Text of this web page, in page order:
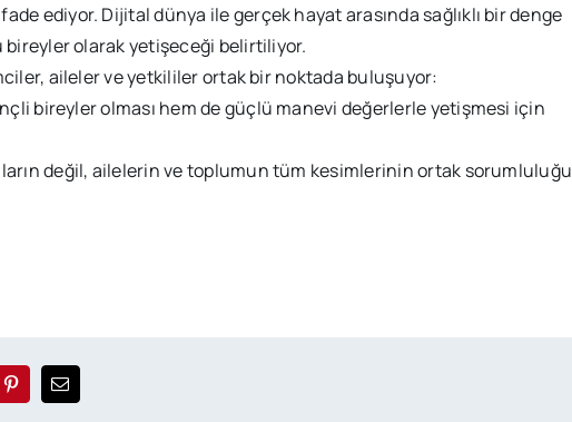
ediyor. Dijital dünya ile gerçek hayat arasında sağlıklı bir denge
olarak yetişeceği belirtiliyor.
aileler ve yetkililer ortak bir noktada buluşuyor:
bireyler olması hem de güçlü manevi değerlerle yetişmesi için
değil, ailelerin ve toplumun tüm kesimlerinin ortak sorumluluğu